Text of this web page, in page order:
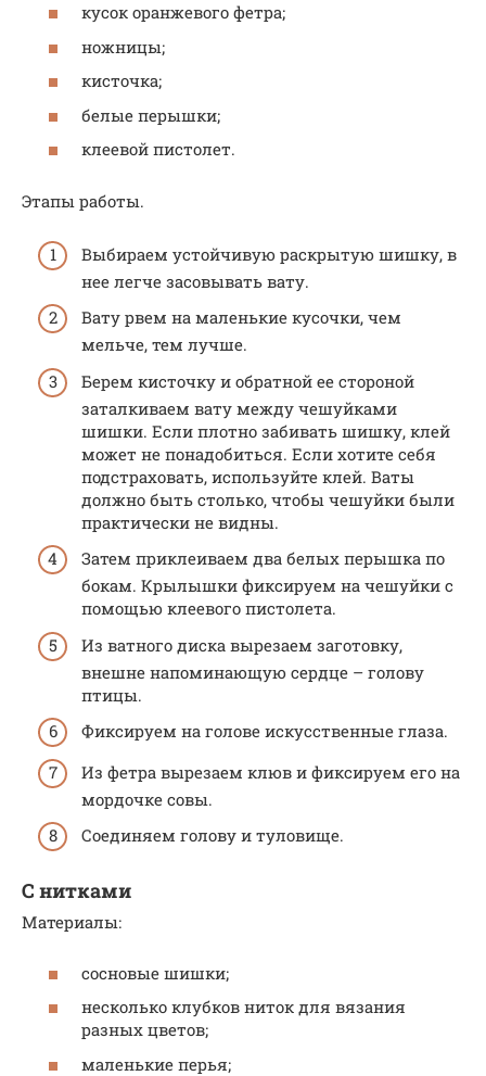
кусок оранжевого фетра;
ножницы;
кисточка;
белые перышки;
клеевой пистолет.
Этапы работы.
Выбираем устойчивую раскрытую шишку, в
нее легче засовывать вату.
Вату рвем на маленькие кусочки, чем
мельче, тем лучше.
Берем кисточку и обратной ее стороной
заталкиваем вату между чешуйками
шишки. Если плотно забивать шишку, клей
может не понадобиться. Если хотите себя
подстраховать, используйте клей. Ваты
должно быть столько, чтобы чешуйки были
практически не видны.
Затем приклеиваем два белых перышка по
бокам. Крылышки фиксируем на чешуйки с
помощью клеевого пистолета.
Из ватного диска вырезаем заготовку,
внешне напоминающую сердце – голову
птицы.
Фиксируем на голове искусственные глаза.
Из фетра вырезаем клюв и фиксируем его на
мордочке совы.
Соединяем голову и туловище.
С нитками
Материалы:
сосновые шишки;
несколько клубков ниток для вязания
разных цветов;
маленькие перья;